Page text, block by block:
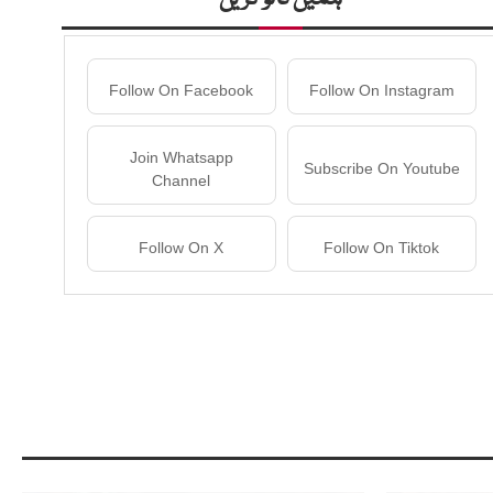
Follow On Instagram
Follow On Facebook
Subscribe On Youtube
Join Whatsapp
Channel
Follow On Tiktok
Follow On X